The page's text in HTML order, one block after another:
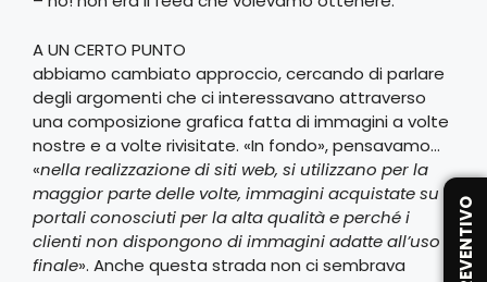
A UN CERTO PUNTO
abbiamo cambiato approccio, cercando di parlare
degli argomenti che ci interessavano attraverso
una composizione grafica fatta di immagini a volte
nostre e a volte rivisitate. «In fondo», pensavamo…
«nella realizzazione di siti web, si utilizzano per la
maggior parte delle volte, immagini acquistate su
portali conosciuti per la alta qualità e perché i
clienti non dispongono di immagini adatte all’uso
finale». Anche questa strada non ci sembrava